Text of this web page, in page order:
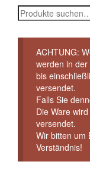
Suche
nach:
ACHTUNG:
werden in
bis
versendet.
Falls Sie
Die Ware
versendet.
Wir bitten um
Verständnis!